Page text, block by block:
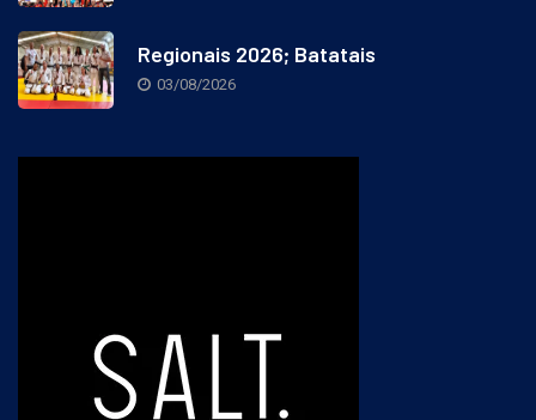
Regionais 2026; Batatais
03/08/2026